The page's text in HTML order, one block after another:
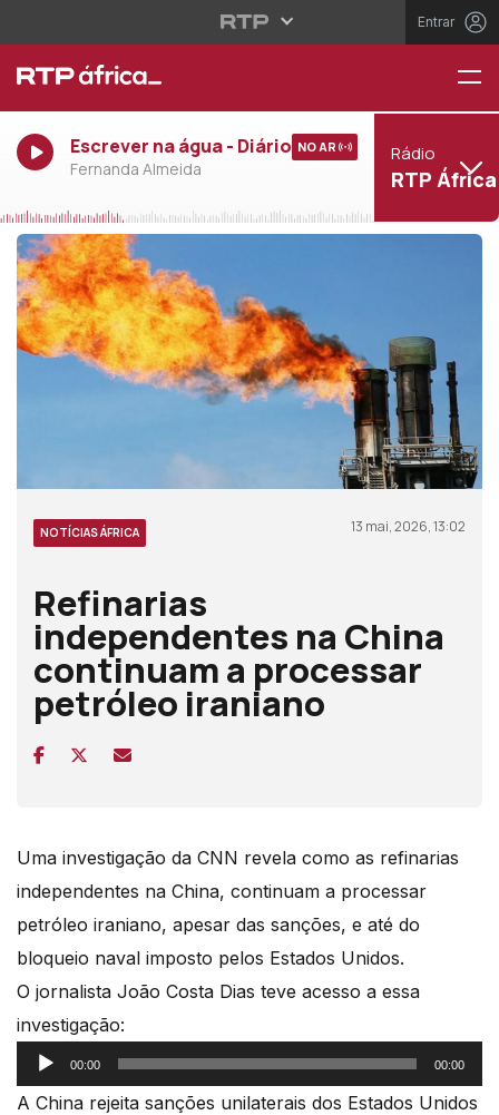
Entrar
Escrever na água - Diário
Fernanda Almeida
NO AR Rádio
RTP África
NOTÍCIAS ÁFRICA 13 mai, 2026, 13:02
Refinarias
independentes na China
continuam a processar
petróleo iraniano
Uma investigação da CNN revela como as refinarias
independentes na China, continuam a processar
petróleo iraniano, apesar das sanções, e até do
bloqueio naval imposto pelos Estados Unidos.
O jornalista João Costa Dias teve acesso a essa
investigação:
Reprodutor
de
00:00 00:00
A China rejeita sanções unilaterais dos Estados Unidos